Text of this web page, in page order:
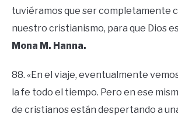
tuviéramos que ser completamente
nuestro cristianismo, para que Dios
Mona M. Hanna.
88. «En el viaje, eventualmente
la fe todo el tiempo. Pero en ese
de cristianos están despertando a